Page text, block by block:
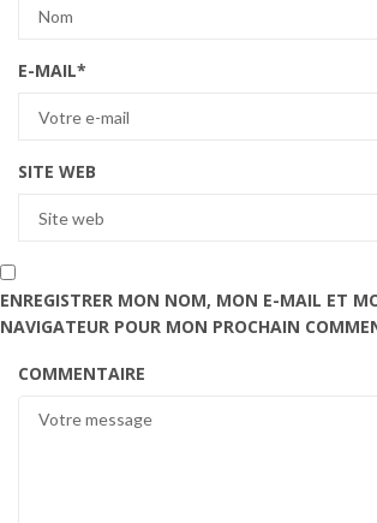
E-MAIL*
SITE WEB
ENREGISTRER MON NOM, MON E-MAIL ET
NAVIGATEUR POUR MON PROCHAIN
COMMENTAIRE